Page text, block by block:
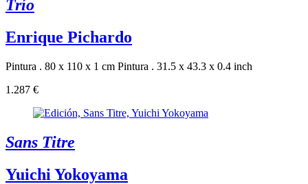
Trío
Enrique Pichardo
Pintura . 80 x 110 x 1 cm Pintura . 31.5 x 43.3 x 0.4 inch
1.287 €
Sans Titre
Yuichi Yokoyama